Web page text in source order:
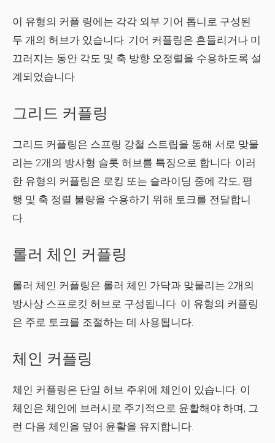
이 유형의 커플 링에는 각각 외부 기어 톱니로 구성된
두 개의 허브가 있습니다. 기어 커플링은 흔들리거나 미
끄러지는 동안 각도 및 축 방향 오정렬을 수용하도록 설
계되었습니다.
그리드 커플링
그리드 커플링은 스프링 강철 스트립을 통해 서로 맞물
리는 2개의 방사형 슬롯 허브를 특징으로 합니다. 이러
한 유형의 커플링은 로킹 또는 슬라이딩 중에 각도, 평
행 및 축 정렬 불량을 수용하기 위해 토크를 전달합니
다.
롤러 체인 커플링
롤러 체인 커플링은 롤러 체인 가닥과 맞물리는 2개의
방사상 스프로킷 허브로 구성됩니다. 이 유형의 커플링
은 주로 토크를 조절하는 데 사용됩니다.
체인 커플링
체인 커플링은 단일 허브 주위에 체인이 있습니다. 이
체인은 체인에 브러시로 주기적으로 윤활해야 하며, 그
런 다음 체인을 덮어 윤활을 유지합니다.